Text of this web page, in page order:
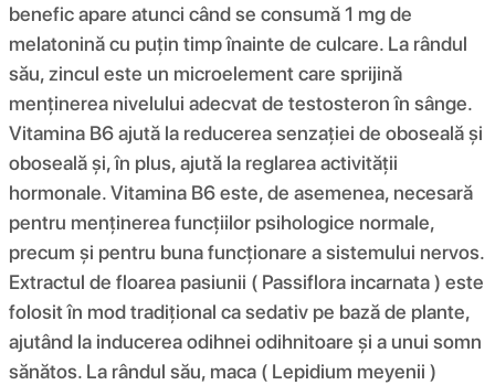
benefic apare atunci când se consumă 1 mg de
melatonină cu puțin timp înainte de culcare. La rândul
său, zincul este un microelement care sprijină
menținerea nivelului adecvat de testosteron în sânge.
Vitamina B6 ajută la reducerea senzației de oboseală și
oboseală și, în plus, ajută la reglarea activității
hormonale. Vitamina B6 este, de asemenea, necesară
pentru menținerea funcțiilor psihologice normale,
precum și pentru buna funcționare a sistemului nervos.
Extractul de floarea pasiunii ( Passiflora incarnata ) este
folosit în mod tradițional ca sedativ pe bază de plante,
ajutând la inducerea odihnei odihnitoare și a unui somn
sănătos. La rândul său, maca ( Lepidium meyenii )